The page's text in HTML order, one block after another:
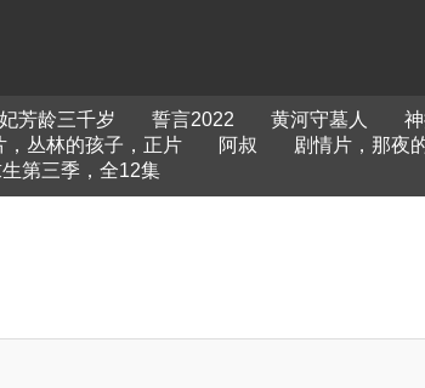
芳龄三千岁 誓言2022 黄河守墓人
，丛林的孩子，正片 阿叔 剧情片，那夜
第三季，全12集